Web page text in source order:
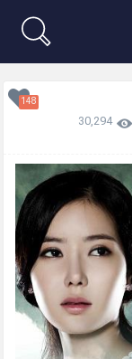
148
30,294